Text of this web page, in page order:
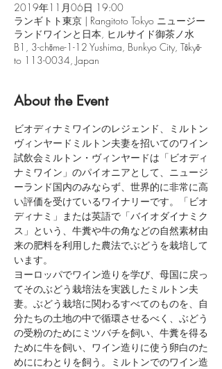
2019年11月06日 19:00
ランギトト東京 | Rangitoto Tokyo ニュージー
ランドワインと日本, ヒルサイド御茶ノ水
B1, 3-chōme-1-12 Yushima, Bunkyo City, Tōkyō-
to 113-0034, Japan
About the Event
ビオディナミワインのレジェンド、ミルトン
ヴィンヤードミルトン夫妻を招いてのワイン
試飲会ミルトン・ヴィンヤードは「ビオディ
ナミワイン」のパイオニアとして、ニュージ
ーランド国内のみならず、世界的に非常に高
い評価を受けているワイナリーです。「ビオ
ディナミ」または英語で「バイオダイナミク
ス」という、牛糞や牛の角などの自然素材由
来の肥料を利用した農法でぶどうを栽培して
います。
ヨーロッパでワイン造りを学び、母国に戻っ
てそのぶどう栽培法を実践したミルトン夫
妻。ぶどう栽培に関わるすべてのものを、自
分たちの土地の中で循環させるべく、ぶどう
の受粉のためにミツバチを飼い、牛糞を得る
ために牛を飼い、ワイン造りに使う卵白のた
めににわとりを飼う。ミルトンでのワイン造